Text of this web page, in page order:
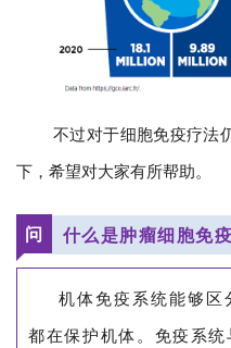
不过对于细胞免疫疗法
下，希望对大家有所帮助。
问 什么是肿瘤细胞免
机体免疫系统能够区
都在保护机体。免疫系